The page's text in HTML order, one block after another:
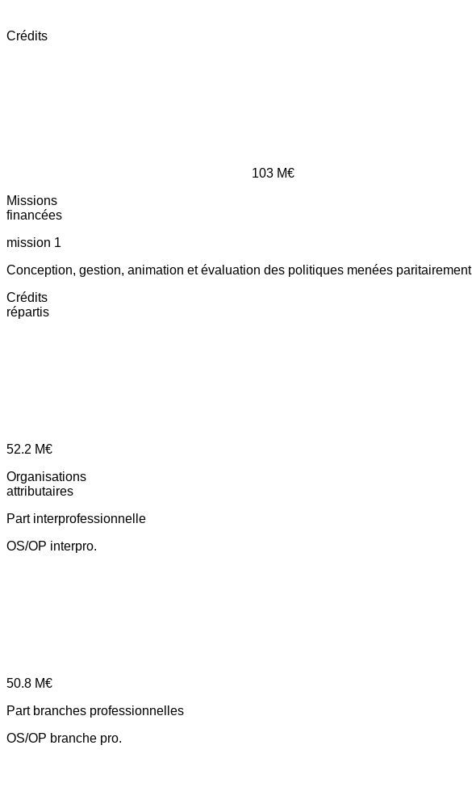
Crédits
103 M€
Missions
financées
mission 1
Conception, gestion, animation et évaluation des politiques menées paritairement
Crédits
répartis
52.2 M€
Organisations
attributaires
Part interprofessionnelle
OS/OP interpro.
50.8 M€
Part branches professionnelles
OS/OP branche pro.